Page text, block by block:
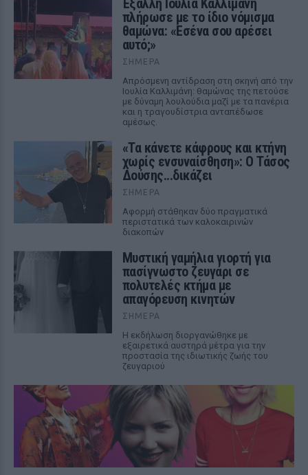
πλήρωσε με το ίδιο νόμισμα
θαμώνα: «Εσένα σου αρέσει
αυτό;»
ΣΉΜΕΡΑ
Απρόσμενη αντίδραση στη σκηνή από την
Ιουλία Καλλιμάνη: θαμώνας της πετούσε
με δύναμη λουλούδια μαζί με τα πανέρια
και η τραγουδίστρια ανταπέδωσε
αμέσως.
«Τα κάνετε κάφρους και κτήνη
χωρίς ενσυναίσθηση»: Ο Τάσος
Δούσης...δικάζει
ΣΉΜΕΡΑ
Αφορμή στάθηκαν δύο πραγματικά
περιστατικά των καλοκαιρινών
διακοπών
Μυστική γαμήλια γιορτή για
πασίγνωστο ζευγάρι σε
πολυτελές κτήμα με
απαγόρευση κινητών
ΣΉΜΕΡΑ
Η εκδήλωση διοργανώθηκε με
εξαιρετικά αυστηρά μέτρα για την
προστασία της ιδιωτικής ζωής του
ζευγαριού